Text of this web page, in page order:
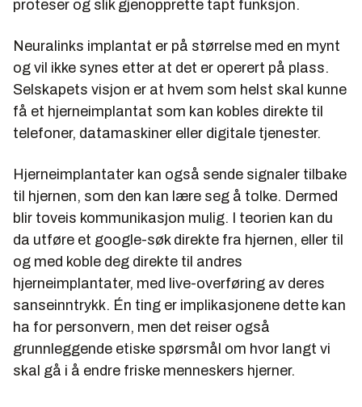
proteser og slik gjenopprette tapt funksjon.
Neuralinks implantat er på størrelse med en mynt
og vil ikke synes etter at det er operert på plass.
Selskapets visjon er at hvem som helst skal kunne
få et hjerneimplantat som kan kobles direkte til
telefoner, datamaskiner eller digitale tjenester.
Hjerneimplantater kan også sende signaler tilbake
til hjernen, som den kan lære seg å tolke. Dermed
blir toveis kommunikasjon mulig. I teorien kan du
da utføre et google-søk direkte fra hjernen, eller til
og med koble deg direkte til andres
hjerneimplantater, med live-overføring av deres
sanseinntrykk. Én ting er implikasjonene dette kan
ha for personvern, men det reiser også
grunnleggende etiske spørsmål om hvor langt vi
skal gå i å endre friske menneskers hjerner.